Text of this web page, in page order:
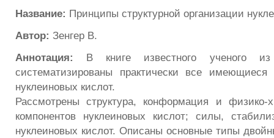
Название: Принципы структурной организации
Автор: Зенгер В.
Аннотация: В книге известного ученого
систематизированы практически все имеющиеся
нуклеиновых кислот.
Рассмотрены структура, конформация и физико-
компонентов нуклеиновых кислот; силы,
нуклеиновых кислот. Описаны основные типы